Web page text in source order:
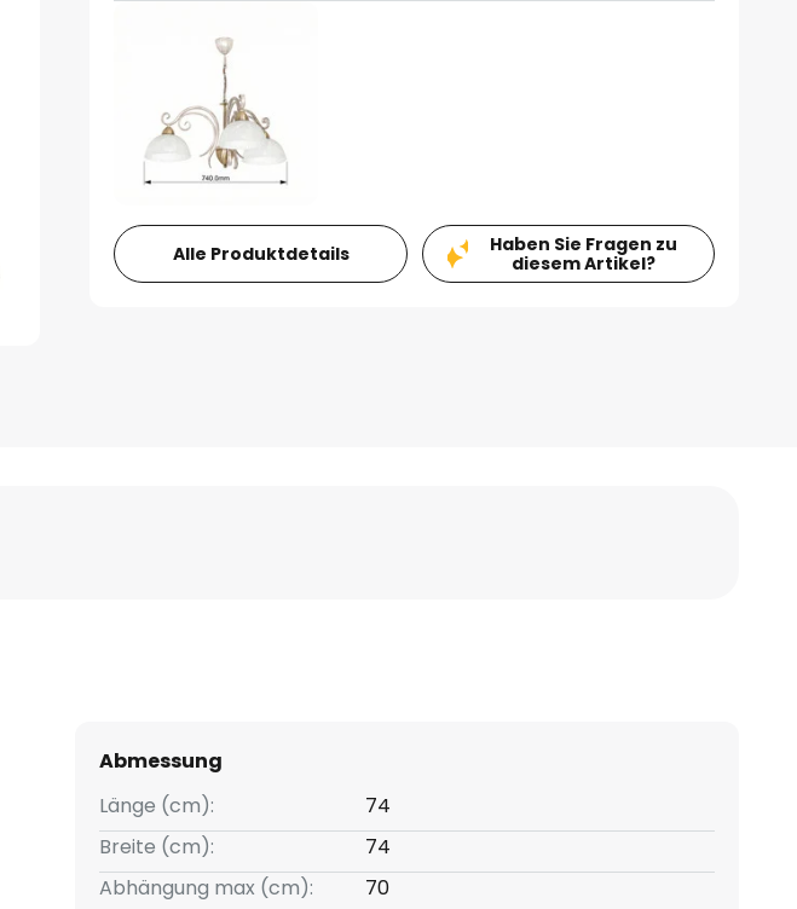
Alle Produktdetails
Haben Sie Fragen zu
diesem Artikel?
Abmessung
Länge (cm):
74
Breite (cm):
74
Abhängung max (cm):
70